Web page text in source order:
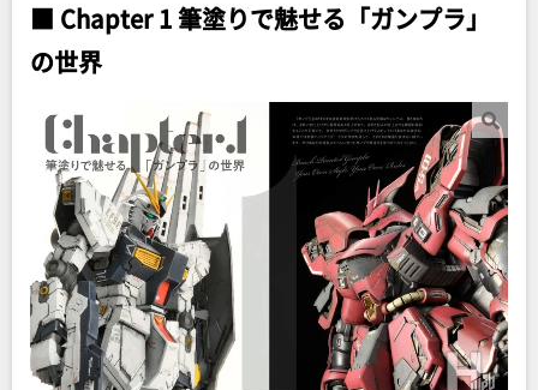
■ Chapter 1 筆塗りで魅せる「ガンプラ」
の世界